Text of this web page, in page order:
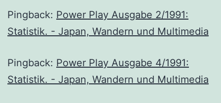
Pingback: Power Play Ausgabe 2/1991:
Statistik. - Japan, Wandern und Multimedia
Pingback: Power Play Ausgabe 4/1991:
Statistik. - Japan, Wandern und Multimedia